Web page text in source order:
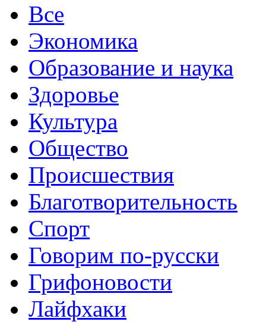
Все
Экономика
Образование и наука
Здоровье
Культура
Общество
Происшествия
Благотворительность
Спорт
Говорим по-русски
Грифоновости
Лайфхаки